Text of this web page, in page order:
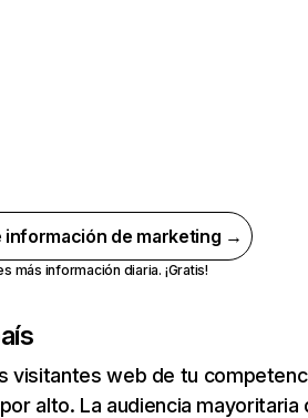
información de marketing →
más información diaria. ¡Gratis!
visitantes web de tu
alto. La audiencia mayoritaria